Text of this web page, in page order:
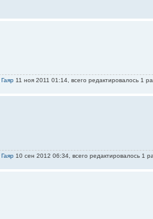
Гаяр 11 ноя 2011 01:14, всего редактировалось 1
Гаяр 10 сен 2012 06:34, всего редактировалось 1